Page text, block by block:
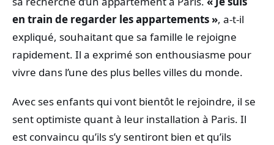
en train de regarder les appartements », a-t-il
expliqué, souhaitant que sa famille le rejoigne
rapidement. Il a exprimé son enthousiasme pour
vivre dans l’une des plus belles villes du monde.
Avec ses enfants qui vont bientôt le rejoindre, il se
sent optimiste quant à leur installation à Paris. Il
est convaincu qu’ils s’y sentiront bien et qu’ils